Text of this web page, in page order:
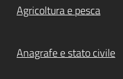
Agricoltura e pesca
Anagrafe e stato civile